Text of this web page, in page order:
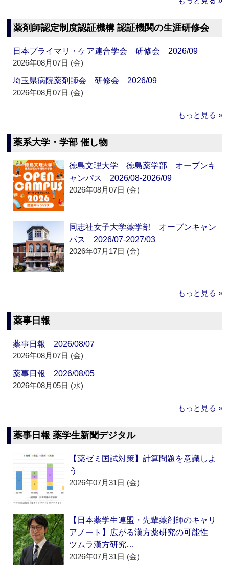
薬剤師認定制度認証機構 認証機関の生涯研修会
日本プライマリ・ケア連合学会 研修会 2026/09
2026年08月07日 (金)
埼玉県病院薬剤師会 研修会 2026/09
2026年08月07日 (金)
もっと見る »
薬系大学・学部 催し物
徳島文理大学 徳島薬学部 オープンキ
ャンパス 2026/08-2026/09
2026年08月07日 (金)
同志社女子大学薬学部 オープンキャン
パス 2026/07-2027/03
2026年07月17日 (金)
もっと見る »
薬事日報
薬事日報 2026/08/07
2026年08月07日 (金)
薬事日報 2026/08/05
2026年08月05日 (水)
もっと見る »
薬事日報 薬学生新聞デジタル
【薬ゼミ国試対策】計算問題を意識しよ
う
2026年07月31日 (金)
【日本薬学生連盟・先輩薬剤師のキャリ
アノート】広がる漢方薬研究の可能性
ツムラ漢方研究…
2026年07月31日 (金)